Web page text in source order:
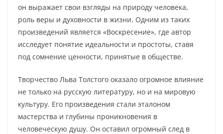
он выражает свои взгляды на природу человека,
роль веры и духовности в жизни. Одним из таких
произведений является «Воскресение», где автор
исследует понятие идеальности и простоты, ставя
под сомнение ценности, принятые в обществе.
Творчество Льва Толстого оказало огромное влияние
не только на русскую литературу, но и на мировую
культуру. Его произведения стали эталоном
мастерства и глубины проникновения в
человеческую душу. Он оставил огромный след в